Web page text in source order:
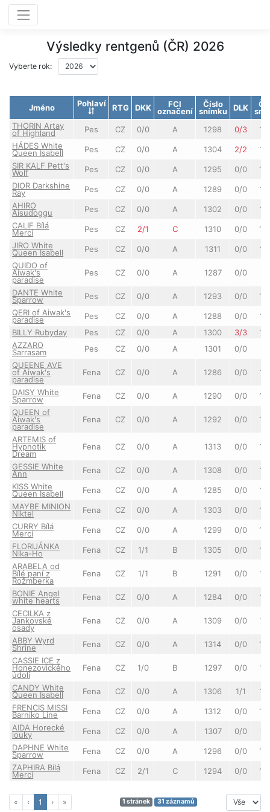
Výsledky rentgenů (ČR) 2026
Vyberte rok:
Jméno Pohlaví RTG DKK FCI
označení
Číslo
snímku DLK
THORIN Artay
of Highland Pes CZ 0/0 A 1298 0/3
HÁDES White
Queen Isabell Pes CZ 0/0 A 1304 2/2
SIR KALF Pett's
Wolf Pes CZ 0/0 A 1295 0/0
DIOR Darkshine
Ray Pes CZ 0/0 A 1289 0/0
AHIRO
Aisudoggu Pes CZ 0/0 A 1302 0/0
CALIF Bílá
Merci Pes CZ 2/1 C 1310 0/0
JIRO White
Queen Isabell Pes CZ 0/0 A 1311 0/0
QUIDO of
Aiwak's
paradise
Pes CZ 0/0 A 1287 0/0
DANTE White
Sparrow Pes CZ 0/0 A 1293 0/0
QERI of Aiwak's
paradise Pes CZ 0/0 A 1288 0/0
BILLY Rubyday
Pes CZ 0/0 A 1300 3/3
AZZARO
Sarrasam Pes CZ 0/0 A 1301 0/0
QUEENE AVE
of Aiwak's
paradise
Fena CZ 0/0 A 1286 0/0
DAISY White
Sparrow Fena CZ 0/0 A 1290 0/0
QUEEN of
Aiwak's
paradise
Fena CZ 0/0 A 1292 0/0
ARTEMIS of
Hypnotik
Dream
Fena CZ 0/0 A 1313 0/0
GESSIE White
Ann Fena CZ 0/0 A 1308 0/0
KISS White
Queen Isabell Fena CZ 0/0 A 1285 0/0
MAYBE MINION
Niktel Fena CZ 0/0 A 1303 0/0
CURRY Bílá
Merci Fena CZ 0/0 A 1299 0/0
FLORIJÁNKA
Nika-Ho Fena CZ 1/1 B 1305 0/0
ARABELA od
Bílé paní z
Rožmberka
Fena CZ 1/1 B 1291 0/0
BONIE Angel
white hearts Fena CZ 0/0 A 1284 0/0
CECILKA z
Jankovské
osady
Fena CZ 0/0 A 1309 0/0
ABBY Wyrd
Shrine Fena CZ 0/0 A 1314 0/0
CASSIE ICE z
Honezovického
údolí
Fena CZ 1/0 B 1297 0/0
CANDY White
Queen Isabell Fena CZ 0/0 A 1306 1/1
FRENCIS MISSI
Barniko Line Fena CZ 0/0 A 1312 0/0
AIDA Horecké
louky Fena CZ 0/0 A 1307 0/0
DAPHNE White
Sparrow Fena CZ 0/0 A 1296 0/0
ZAPHIRA Bílá
Merci Fena CZ 2/1 C 1294 0/0
« First‹ Previous
1 ›Next
» 1 stránek 31 záznamů